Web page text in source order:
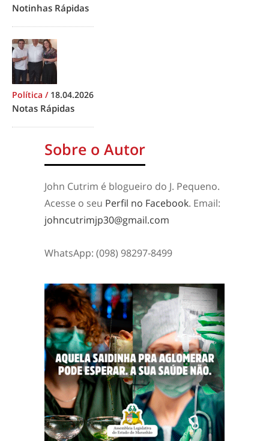
Notinhas Rápidas
Política / 18.04.2026
Notas Rápidas
Sobre o Autor
John Cutrim é blogueiro do J. Pequeno.
Acesse o seu Perfil no Facebook. Email:
johncutrimjp30@gmail.com
WhatsApp: (098) 98297-8499